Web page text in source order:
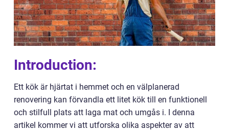
Introduction:
Ett kök är hjärtat i hemmet och en välplanerad
renovering kan förvandla ett litet kök till en funktionell
och stilfull plats att laga mat och umgås i. I denna
artikel kommer vi att utforska olika aspekter av att